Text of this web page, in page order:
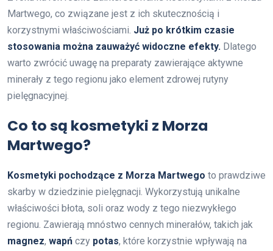
Martwego, co związane jest z ich skutecznością i
korzystnymi właściwościami. Już po krótkim czasie
stosowania można zauważyć widoczne efekty. Dlatego
warto zwrócić uwagę na preparaty zawierające aktywne
minerały z tego regionu jako element zdrowej rutyny
pielęgnacyjnej.
Co to są kosmetyki z Morza
Martwego?
Kosmetyki pochodzące z Morza Martwego to prawdziwe
skarby w dziedzinie pielęgnacji. Wykorzystują unikalne
właściwości błota, soli oraz wody z tego niezwykłego
regionu. Zawierają mnóstwo cennych minerałów, takich jak
magnez, wapń czy potas, które korzystnie wpływają na